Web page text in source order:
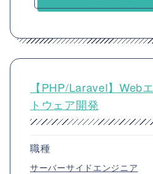
【PHP/Laravel】Web
トウェア開発
職種
サーバーサイドエンジニア